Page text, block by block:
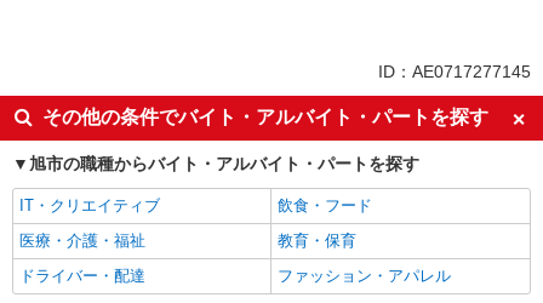
団給食経験3年以上（病院・特養・保育園等） …
月給22万円以上 4.大量調理未経験・有資格者 …月
給21.2万円 試用期間：3か月※給与変動なし
キープ 詳細を見る
正社員
株式会社東洋食品/旭市
学校給食の調理師
月給21.2万円〜30万円※経験考慮 1.学校給食
責任者経験有 …月給28万円以上 2.学校給食経験5
未経験歓迎
高校生OK
大学生歓迎
主婦・主夫歓迎
フリーター歓迎
週2～3日勤務OK
短時間勤務（1日4h以内）OK
深夜
交通費支給
まかない・食事補助
社割・特典あり
制服貸与
ID：AE0717277145
その他の条件でバイト・アルバイト・パートを探す
旭市の職種からバイト・アルバイト・パートを探す
IT・クリエイティブ
飲食・フード
医療・介護・福祉
教育・保育
ドライバー・配達
ファッション・アパレル